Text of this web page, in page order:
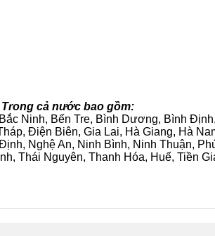
cả nước bao gồm:
Ninh, Bến Tre, Bình Dương, Bình
Điện Biên, Gia Lai, Hà Giang, Hà
Nghệ An, Ninh Bình, Ninh Thuận,
Thái Nguyên, Thanh Hóa, Huế, Tiền